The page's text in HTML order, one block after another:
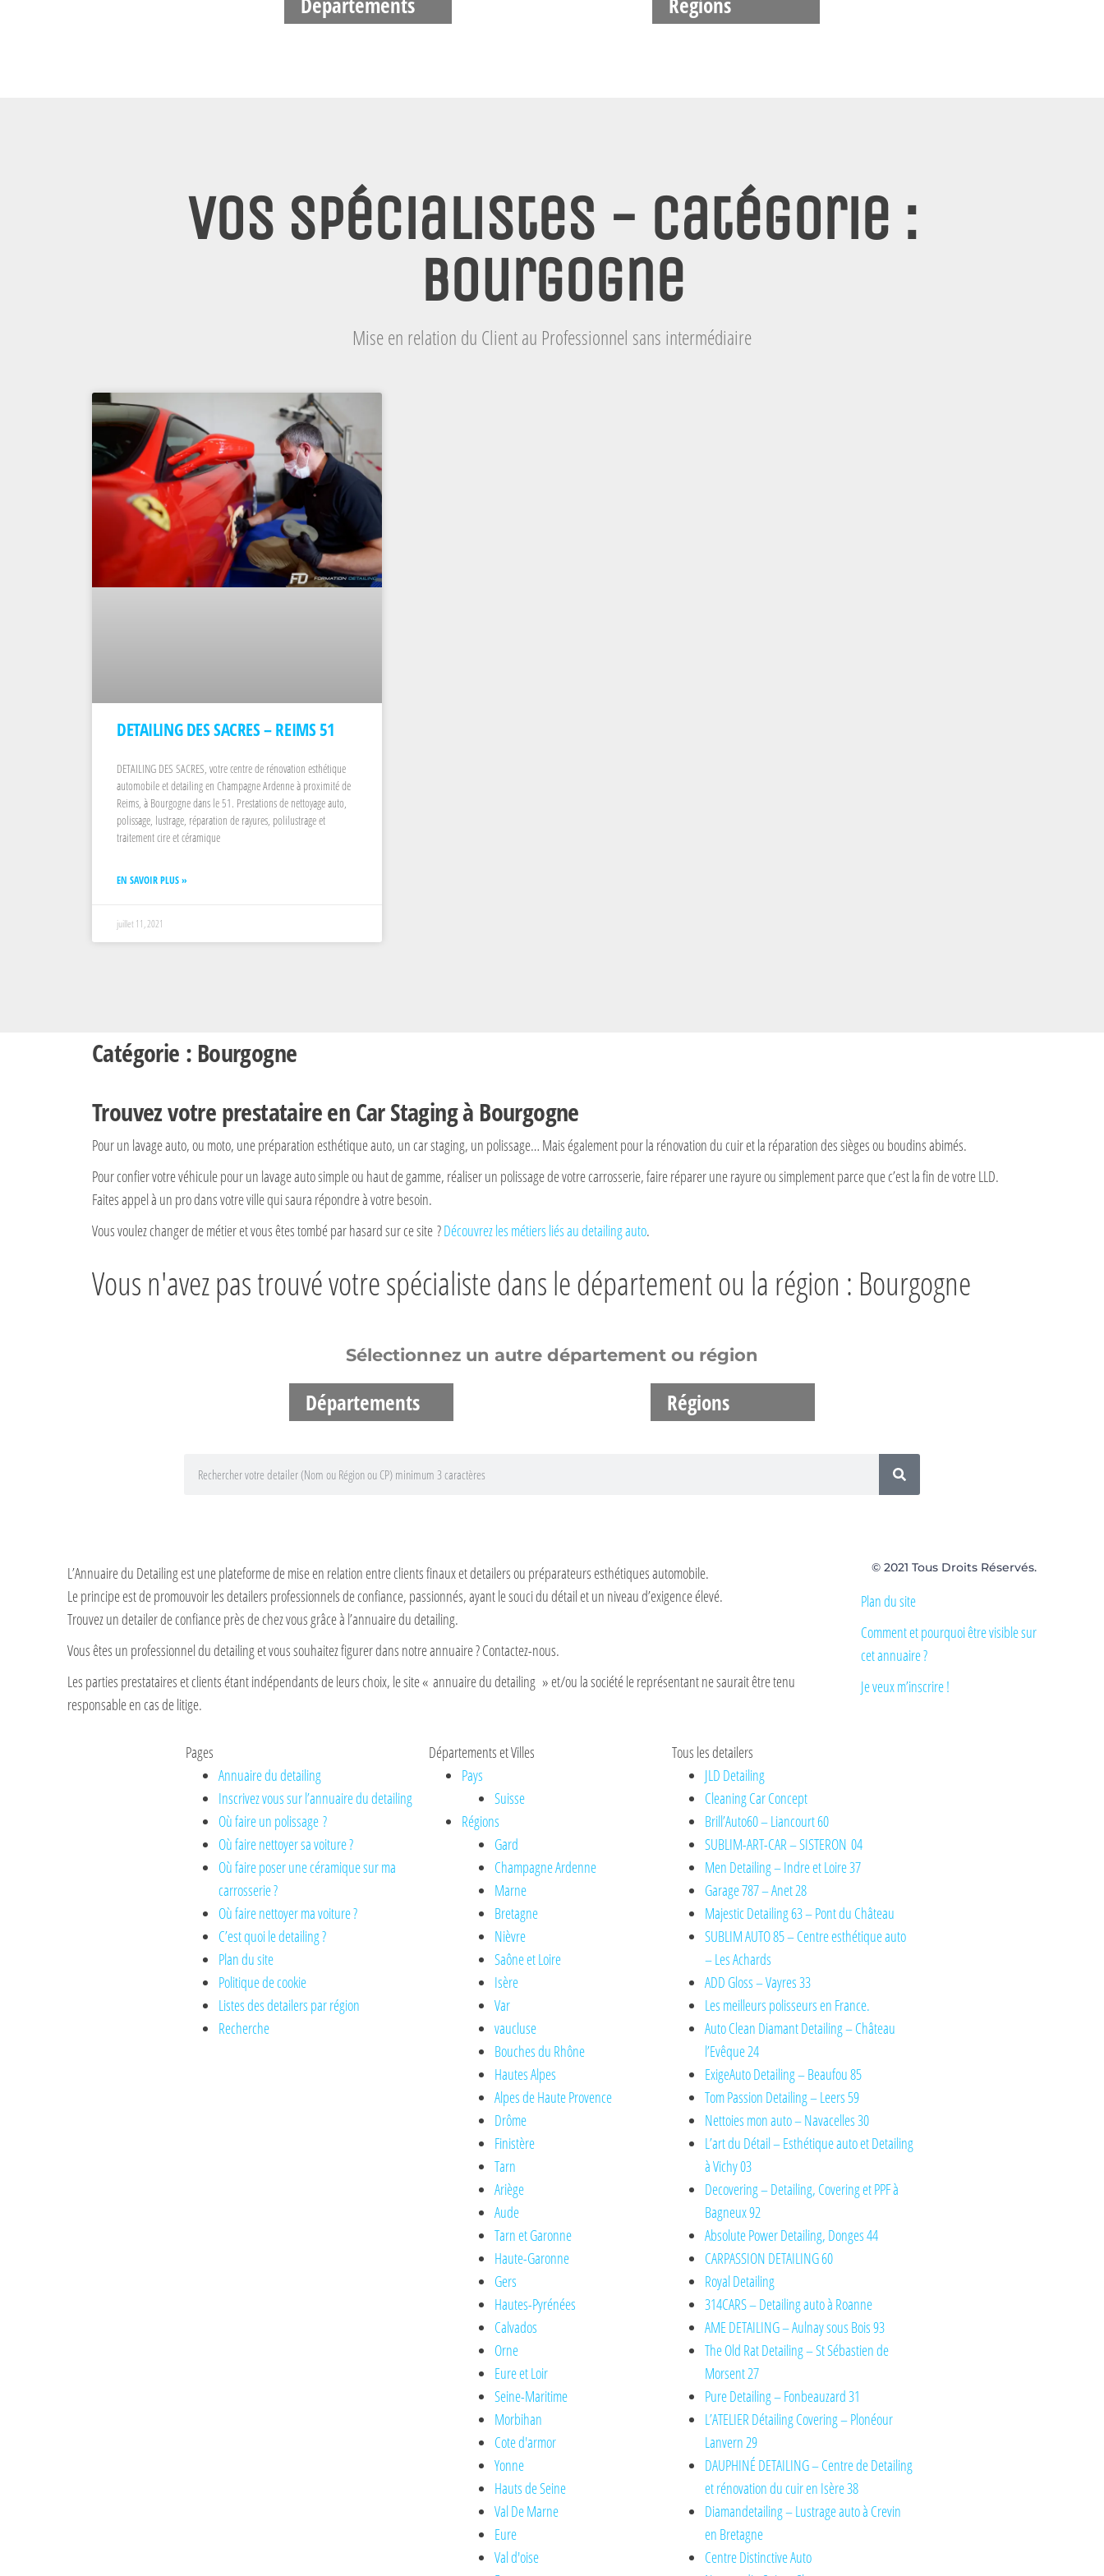
Vos spécialistes - Catégorie :
Bourgogne
Mise en relation du Client au Professionnel sans intermédiaire
DETAILING DES SACRES – REIMS 51
DETAILING DES SACRES, votre centre de rénovation esthétique
automobile et detailing en Champagne Ardenne à proximité de
Reims, à Bourgogne dans le 51. Prestations de nettoyage auto,
polissage, lustrage, réparation de rayures, polilustrage et
traitement cire et céramique
EN SAVOIR PLUS »
juillet 11, 2021
Catégorie : Bourgogne
Trouvez votre prestataire en Car Staging à Bourgogne
Pour un lavage auto, ou moto, une préparation esthétique auto, un car staging, un polissage… Mais également pour la rénovation du cuir et la réparation des sièges ou boudins abimés.
Pour confier votre véhicule pour un lavage auto simple ou haut de gamme, réaliser un polissage de votre carrosserie, faire réparer une rayure ou simplement parce que c’est la fin de votre LLD.
Faites appel à un pro dans votre ville qui saura répondre à votre besoin.
Vous voulez changer de métier et vous êtes tombé par hasard sur ce site ?Découvrez les métiers liés au detailing auto.
Vous n'avez pas trouvé votre spécialiste dans le département ou la région : Bourgogne
Sélectionnez un autre département ou région
Départements Régions
L’Annuaire du Detailing est une plateforme de mise en relation entre clients finaux et detailers ou préparateurs esthétiques automobile.
Le principe est de promouvoir les detailers professionnels de confiance, passionnés, ayant le souci du détail et un niveau d’exigence élevé.
Trouvez un detailer de confiance près de chez vous grâce à l’annuaire du detailing.
Vous êtes un professionnel du detailing et vous souhaitez figurer dans notre annuaire ? Contactez-nous.
Les parties prestataires et clients étant indépendants de leurs choix, le site « annuaire du detailing » et/ou la société le représentant ne saurait être tenu
responsable en cas de litige.
© 2021 Tous Droits Réservés.
Plan du site
Comment et pourquoi être visible sur
cet annuaire ?
Je veux m’inscrire !
Pages
Annuaire du detailing
Inscrivez vous sur l’annuaire du detailing
Où faire un polissage ?
Où faire nettoyer sa voiture ?
Où faire poser une céramique sur ma
carrosserie ?
Où faire nettoyer ma voiture ?
C’est quoi le detailing ?
Plan du site
Politique de cookie
Listes des detailers par région
Recherche
Départements et Villes
Pays
Suisse
Régions
Gard
Champagne Ardenne
Marne
Bretagne
Nièvre
Saône et Loire
Isère
Var
vaucluse
Bouches du Rhône
Hautes Alpes
Alpes de Haute Provence
Drôme
Finistère
Tarn
Ariège
Aude
Tarn et Garonne
Haute-Garonne
Gers
Hautes-Pyrénées
Calvados
Orne
Eure et Loir
Seine-Maritime
Morbihan
Cote d'armor
Yonne
Hauts de Seine
Val De Marne
Eure
Val d'oise
Tous les detailers
JLD Detailing
Cleaning Car Concept
Brill’Auto60 – Liancourt 60
SUBLIM-ART-CAR – SISTERON 04
Men Detailing – Indre et Loire 37
Garage 787 – Anet 28
Majestic Detailing 63 – Pont du Château
SUBLIM AUTO 85 – Centre esthétique auto
– Les Achards
ADD Gloss – Vayres 33
Les meilleurs polisseurs en France.
Auto Clean Diamant Detailing – Château
l’Evêque 24
ExigeAuto Detailing – Beaufou 85
Tom Passion Detailing – Leers 59
Nettoies mon auto – Navacelles 30
L’art du Détail – Esthétique auto et Detailing
à Vichy 03
Decovering – Detailing, Covering et PPF à
Bagneux 92
Absolute Power Detailing, Donges 44
CARPASSION DETAILING 60
Royal Detailing
314CARS – Detailing auto à Roanne
AME DETAILING – Aulnay sous Bois 93
The Old Rat Detailing – St Sébastien de
Morsent 27
Pure Detailing – Fonbeauzard 31
L’ATELIER Détailing Covering – Plonéour
Lanvern 29
DAUPHINÉ DETAILING – Centre de Detailing
et rénovation du cuir en Isère 38
Diamandetailing – Lustrage auto à Crevin
en Bretagne
Centre Distinctive Auto